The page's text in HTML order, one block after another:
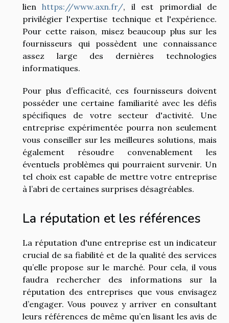
lienhttps://www.axn.fr/, il est primordial de
privilégier l'expertise technique et l'expérience.
Pour cette raison, misez beaucoup plus sur les
fournisseurs qui possèdent une connaissance
assez large des dernières technologies
informatiques.
Pour plus d’efficacité, ces fournisseurs doivent
posséder une certaine familiarité avec les défis
spécifiques de votre secteur d'activité. Une
entreprise expérimentée pourra non seulement
vous conseiller sur les meilleures solutions, mais
également résoudre convenablement les
éventuels problèmes qui pourraient survenir. Un
tel choix est capable de mettre votre entreprise
à l’abri de certaines surprises désagréables.
La réputation et les références
La réputation d'une entreprise est un indicateur
crucial de sa fiabilité et de la qualité des services
qu’elle propose sur le marché. Pour cela, il vous
faudra rechercher des informations sur la
réputation des entreprises que vous envisagez
d’engager. Vous pouvez y arriver en consultant
leurs références de même qu’en lisant les avis de